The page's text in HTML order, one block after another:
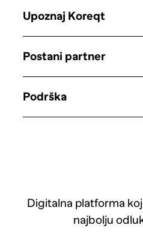
Digitalna platforma
najbolju
Upoznaj Koreqt
Postani partner
Podrška